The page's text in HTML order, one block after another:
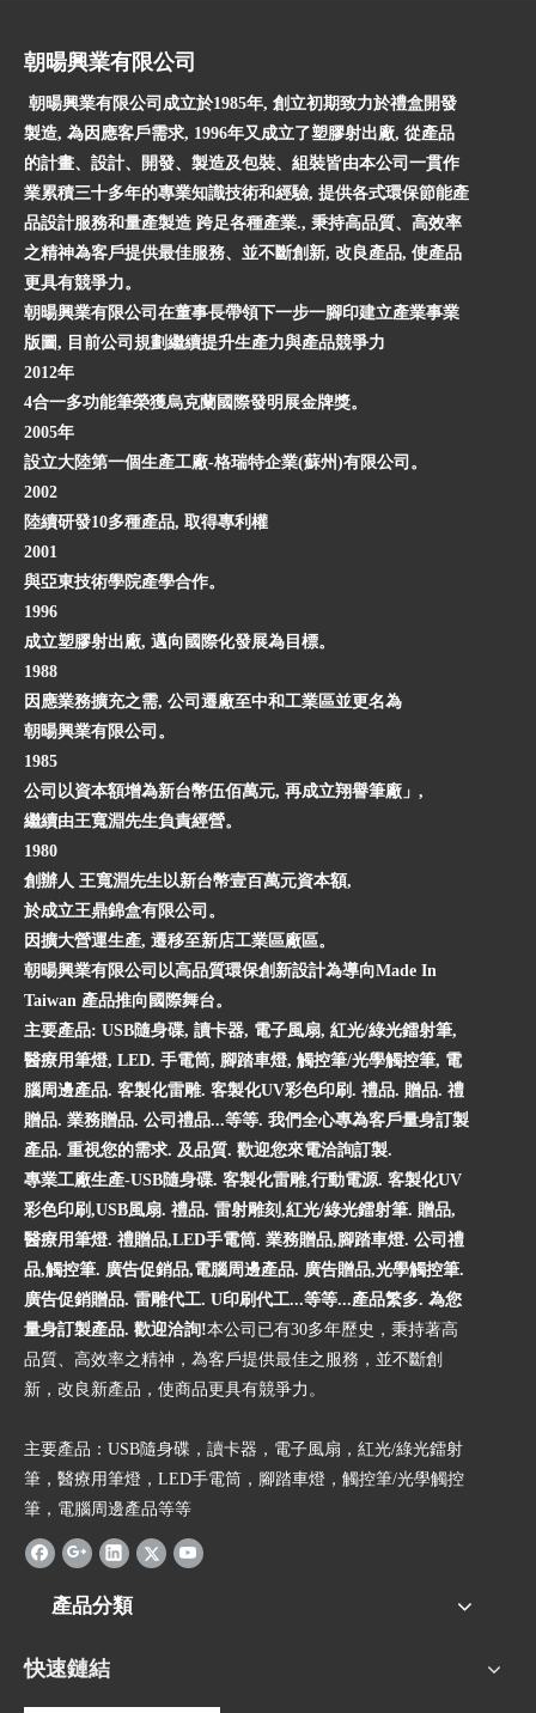
朝暘興業有限公司
朝暘興業有限公司成立於1985年, 創立初期致力於禮盒開發
製造, 為因應客戶需求, 1996年又成立了塑膠射出廠, 從產品
的計畫、設計、開發、製造及包裝、組裝皆由本公司一貫作
業累積三十多年的專業知識技術和經驗, 提供各式環保節能產
品設計服務和量產製造 跨足各種產業., 秉持高品質、高效率
之精神為客戶提供最佳服務、並不斷創新, 改良產品, 使產品
更具有競爭力。
朝暘興業有限公司在董事長帶領下一步一腳印建立產業事業
版圖, 目前公司規劃繼續提升生產力與產品競爭力
2012年
4合一多功能筆榮獲烏克蘭國際發明展金牌獎。
2005年
設立大陸第一個生產工廠-格瑞特企業(蘇州)有限公司。
2002
陸續研發10多種產品, 取得專利權
2001
與亞東技術學院產學合作。
1996
成立塑膠射出廠, 邁向國際化發展為目標。
1988
因應業務擴充之需, 公司遷廠至中和工業區並更名為
朝暘興業有限公司。
1985
公司以資本額增為新台幣伍佰萬元, 再成立翔譽筆廠」,
繼續由王寬淵先生負責經營。
1980
創辦人 王寬淵先生以新台幣壹百萬元資本額,
於成立王鼎錦盒有限公司。
因擴大營運生產, 遷移至新店工業區廠區。
朝暘興業有限公司以高品質環保創新設計為導向Made In
Taiwan 產品推向國際舞台。
主要產品: USB隨身碟, 讀卡器, 電子風扇, 紅光/綠光鐳射筆,
醫療用筆燈, LED. 手電筒, 腳踏車燈, 觸控筆/光學觸控筆, 電
腦周邊產品. 客製化雷雕. 客製化UV彩色印刷. 禮品. 贈品. 禮
贈品. 業務贈品. 公司禮品...等等. 我們全心專為客戶量身訂製
產品. 重視您的需求. 及品質. 歡迎您來電洽詢訂製.
專業工廠生產-USB隨身碟. 客製化雷雕,行動電源. 客製化UV
彩色印刷,USB風扇. 禮品. 雷射雕刻,紅光/綠光鐳射筆. 贈品,
醫療用筆燈. 禮贈品,LED手電筒. 業務贈品,腳踏車燈. 公司禮
品,觸控筆. 廣告促銷品,電腦周邊產品. 廣告贈品,光學觸控筆.
廣告促銷贈品. 雷雕代工. U印刷代工...等等...產品繁多. 為您
量身訂製產品. 歡迎洽詢!本公司已有30多年歷史，秉持著高
品質、高效率之精神，為客戶提供最佳之服務，並不斷創
新，改良新產品，使商品更具有競爭力。
主要產品：USB隨身碟，讀卡器，電子風扇，紅光/綠光鐳射
筆，醫療用筆燈，LED手電筒，腳踏車燈，觸控筆/光學觸控
筆，電腦周邊產品等等
產品分類
快速鏈結